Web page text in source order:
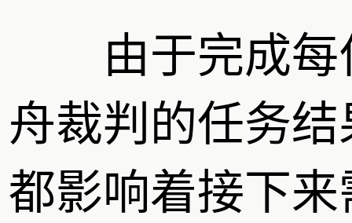
由于完成每
舟裁判的任务结
都影响着接下来